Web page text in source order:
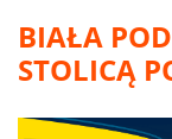
BIAŁA
STOLICĄ